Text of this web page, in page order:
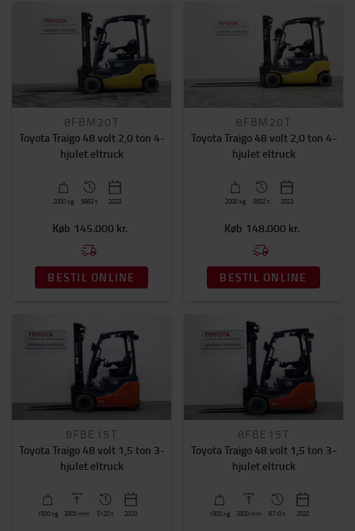
Mast type
2-delt mast/friløft(25)
3-delt mast/friløft(22)
Duplex
(15)
Masttype
FSV_4700(13)
FV_3300 (9)
Ja(62)
3 (23)
(35)
Kabine
Nej(62)
8FBM20T
Toyota Traigo 48 volt 2,0 ton 4-
hjulet eltruck
2000 kg 5863 t 2023
Køb 145.000 kr.
BESTIL ONLINE
8FBM20T
Toyota Traigo 48 volt 2,0 ton 4-
hjulet eltruck
2000 kg 5602 t 2023
Køb 148.000 kr.
BESTIL ONLINE
8FBE15T
Toyota Traigo 48 volt 1,5 ton 3-
hjulet eltruck
1500 kg 3500 mm 5120 t 2020
8FBE15T
Toyota Traigo 48 volt 1,5 ton 3-
hjulet eltruck
1500 kg 3500 mm 6710 t 2020